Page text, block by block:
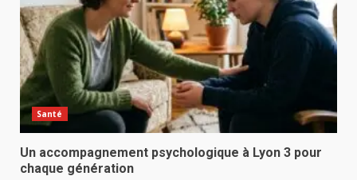
Santé
Un accompagnement psychologique à Lyon 3 pour
chaque génération